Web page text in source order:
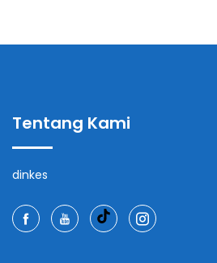
Tentang Kami
dinkes